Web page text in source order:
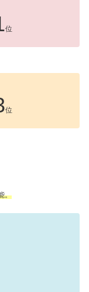
位
位
。